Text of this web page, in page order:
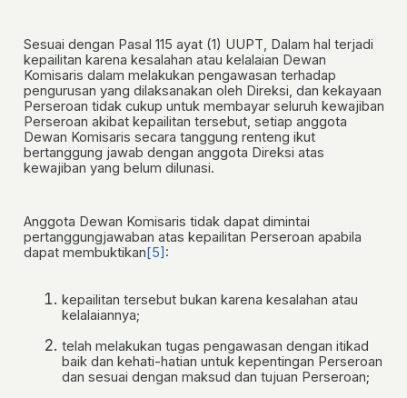
Sesuai dengan Pasal 115 ayat (1) UUPT, Dalam hal terjadi
kepailitan karena kesalahan atau kelalaian Dewan
Komisaris dalam melakukan pengawasan terhadap
pengurusan yang dilaksanakan oleh Direksi, dan kekayaan
Perseroan tidak cukup untuk membayar seluruh kewajiban
Perseroan akibat kepailitan tersebut, setiap anggota
Dewan Komisaris secara tanggung renteng ikut
bertanggung jawab dengan anggota Direksi atas
kewajiban yang belum dilunasi.
Anggota Dewan Komisaris tidak dapat dimintai
pertanggungjawaban atas kepailitan Perseroan apabila
dapat membuktikan [5] :
kepailitan tersebut bukan karena kesalahan atau
kelalaiannya;
telah melakukan tugas pengawasan dengan itikad
baik dan kehati-hatian untuk kepentingan Perseroan
dan sesuai dengan maksud dan tujuan Perseroan;